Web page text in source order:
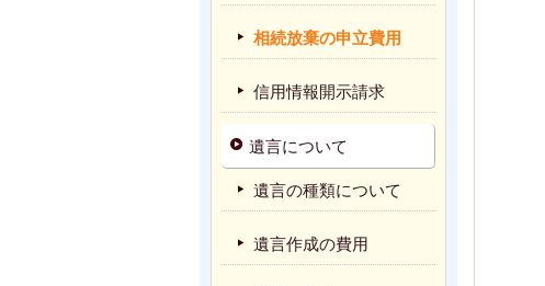
相続放棄の申立費用
信用情報開示請求
遺言について
遺言の種類について
遺言作成の費用